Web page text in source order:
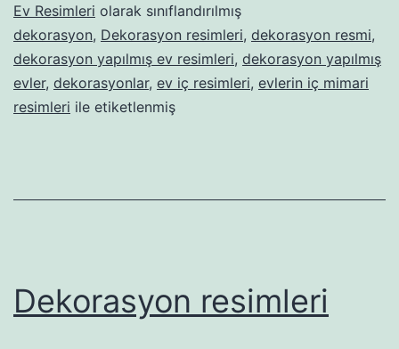
Ev Resimleri olarak sınıflandırılmış
dekorasyon, Dekorasyon resimleri, dekorasyon resmi,
dekorasyon yapılmış ev resimleri, dekorasyon yapılmış
evler, dekorasyonlar, ev iç resimleri, evlerin iç mimari
resimleri ile etiketlenmiş
Dekorasyon resimleri